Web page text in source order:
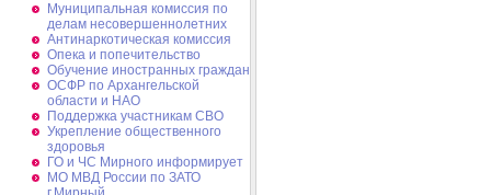
Муниципальная комиссия по
делам несовершеннолетних
Антинаркотическая комиссия
Опека и попечительство
Обучение иностранных граждан
ОСФР по Архангельской
области и НАО
Поддержка участникам СВО
Укрепление общественного
здоровья
ГО и ЧС Мирного информирует
МО МВД России по ЗАТО